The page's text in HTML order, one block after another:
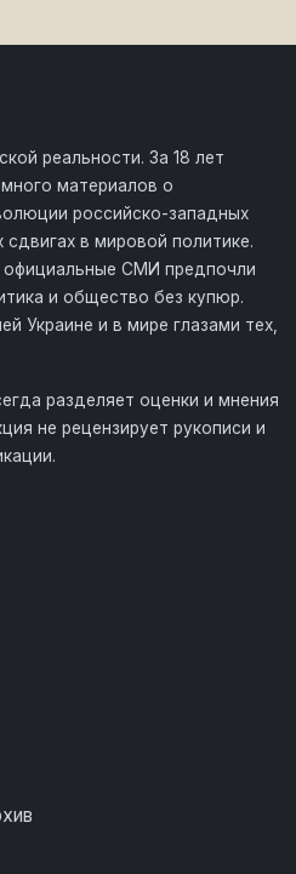
реальности. За 18 лет
материалов о
российско-западных
в мировой политике.
СМИ предпочли
и общество без купюр.
Украине и в мире глазами тех,
разделяет оценки и мнения
не рецензирует рукописи и